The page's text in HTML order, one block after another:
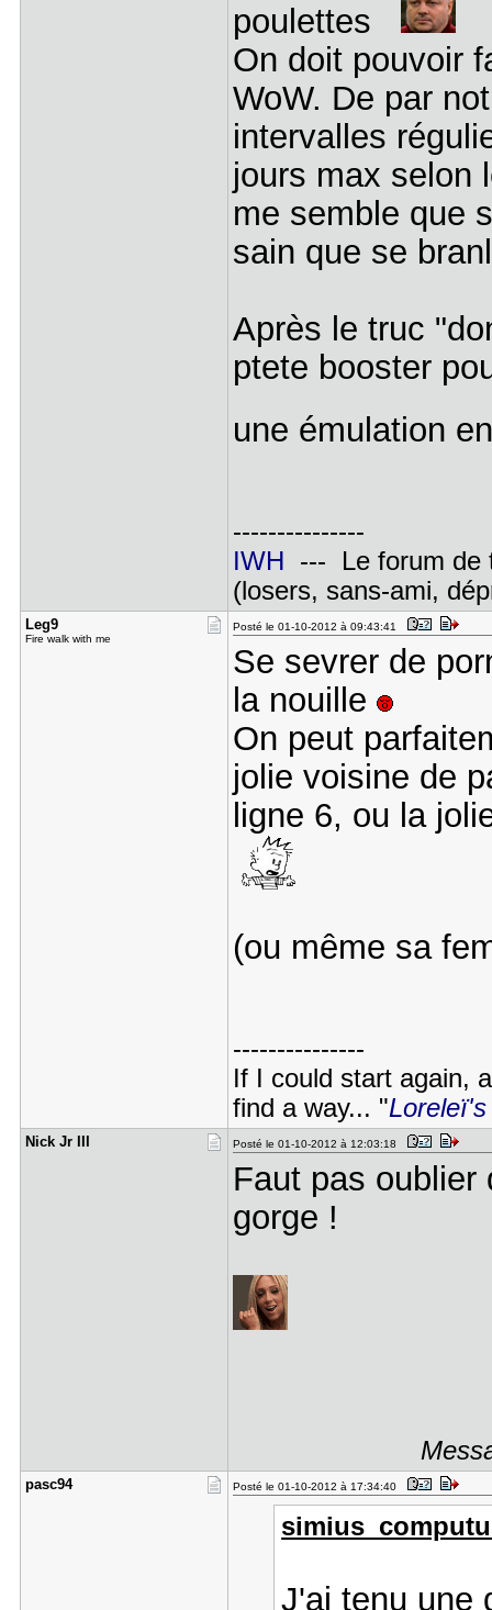
poulettes
On doit pouvoir
WoW. De par
intervalles
jours max selon
me semble que
sain que se
Après le truc
ptete booster
une émulation
---------------
IWH --- Le forum de
(losers, sans-ami,
Leg9
Fire walk with me
Posté le 01-10-2012 à 09:43:41
Se sevrer de
la nouille
On peut
jolie voisine de
ligne 6, ou la
(ou même sa
---------------
If I could start again,
find a way... "
Nick Jr II​I Posté le 01-10-2012 à 12:03:18
Faut pas oublier
gorge !
pasc94 Posté le 01-10-2012 à 17:34:40
J'ai tenu une